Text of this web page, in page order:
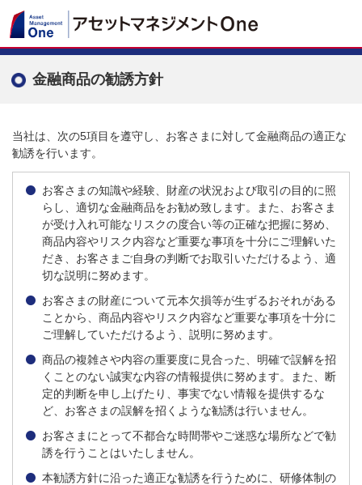
金融商品の勧誘方針
当社は、次の5項目を遵守し、お客さまに対して金融商品の適正な
勧誘を行います。
お客さまの知識や経験、財産の状況および取引の目的に照
らし、適切な金融商品をお勧め致します。また、お客さま
が受け入れ可能なリスクの度合い等の正確な把握に努め、
商品内容やリスク内容など重要な事項を十分にご理解いた
だき、お客さまご自身の判断でお取引いただけるよう、適
切な説明に努めます。
お客さまの財産について元本欠損等が生ずるおそれがある
ことから、商品内容やリスク内容など重要な事項を十分に
ご理解していただけるよう、説明に努めます。
商品の複雑さや内容の重要度に見合った、明確で誤解を招
くことのない誠実な内容の情報提供に努めます。また、断
定的判断を申し上げたり、事実でない情報を提供するな
ど、お客さまの誤解を招くような勧誘は行いません。
お客さまにとって不都合な時間帯やご迷惑な場所などで勧
誘を行うことはいたしません。
本勧誘方針に沿った適正な勧誘を行うために、研修体制の